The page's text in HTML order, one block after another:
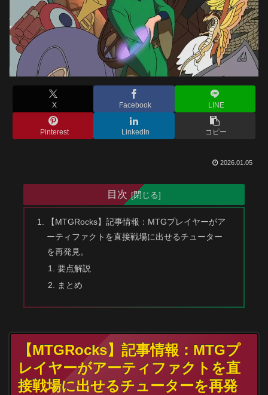
X Facebook LINE
Pinterest LinkedIn コピー
2026.01.05
目次
【MTGRocks】記事情報：MTGプレイヤーがア
ーティファクトを直接戦場に出せるチューター
を再発見。
要点解説
まとめ
【MTGRocks】記事情報：MTGプ
レイヤーがアーティファクトを直
接戦場に出せるチューターを再発